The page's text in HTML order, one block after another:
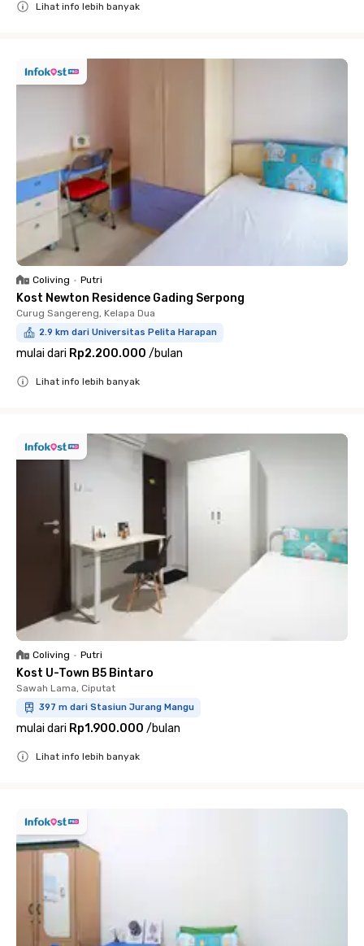
Lihat info lebih banyak
Coliving • Putri
Kost Newton Residence Gading Serpong
Curug Sangereng, Kelapa Dua
2.9 km dari Universitas Pelita Harapan
mulai dari Rp2.200.000 /bulan
Lihat info lebih banyak
Coliving • Putri
Kost U-Town B5 Bintaro
Sawah Lama, Ciputat
397 m dari Stasiun Jurang Mangu
mulai dari Rp1.900.000 /bulan
Lihat info lebih banyak